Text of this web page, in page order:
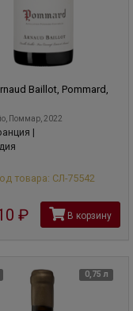
Baillot, Pommard,
Поммар, 2022
|
товара: СЛ-75542
рубВ корзину
0,75 л